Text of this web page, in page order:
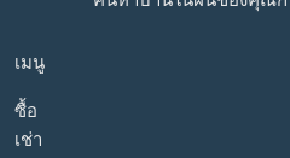
เมนู
ซื้อ
เช่า